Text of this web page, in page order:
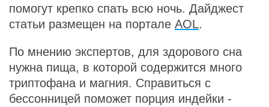
помогут крепко спать всю ночь. Дайджест
статьи размещен на портале AOL.
По мнению экспертов, для здорового сна
нужна пища, в которой содержится много
триптофана и магния. Справиться с
бессонницей поможет порция индейки -